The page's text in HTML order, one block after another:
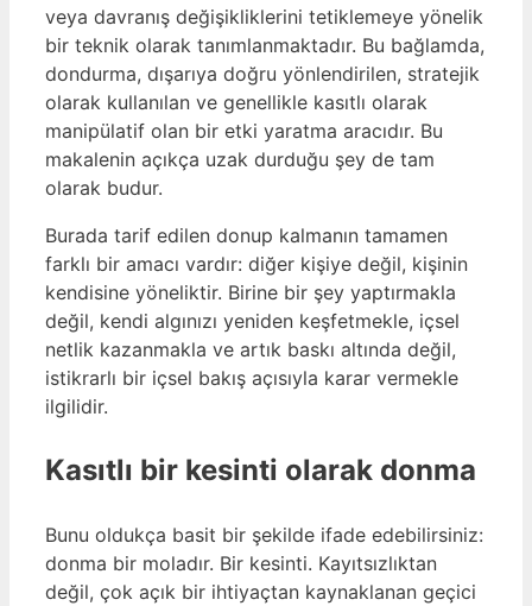
veya davranış değişikliklerini tetiklemeye yönelik
bir teknik olarak tanımlanmaktadır. Bu bağlamda,
dondurma, dışarıya doğru yönlendirilen, stratejik
olarak kullanılan ve genellikle kasıtlı olarak
manipülatif olan bir etki yaratma aracıdır. Bu
makalenin açıkça uzak durduğu şey de tam
olarak budur.
Burada tarif edilen donup kalmanın tamamen
farklı bir amacı vardır: diğer kişiye değil, kişinin
kendisine yöneliktir. Birine bir şey yaptırmakla
değil, kendi algınızı yeniden keşfetmekle, içsel
netlik kazanmakla ve artık baskı altında değil,
istikrarlı bir içsel bakış açısıyla karar vermekle
ilgilidir.
Kasıtlı bir kesinti olarak donma
Bunu oldukça basit bir şekilde ifade edebilirsiniz:
donma bir moladır. Bir kesinti. Kayıtsızlıktan
değil, çok açık bir ihtiyaçtan kaynaklanan geçici